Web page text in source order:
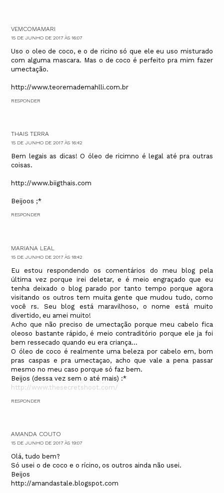
VEMCOMAMARI
15 DE JUNHO DE 2017 ÀS 16:07
Uso o oleo de coco, e o de ricino só que ele eu uso misturado
com alguma mascara. Mas o de coco é perfeito pra mim fazer
umectação.
http://www.teoremademahlli.com.br
RESPONDER
THAIS TERRA
15 DE JUNHO DE 2017 ÀS 16:42
Bem legais as dicas! O óleo de ricimno é legal até pra outras
coisas.
http://www.biigthais.com
Beijoos ;*
RESPONDER
MARIANA LEAL
15 DE JUNHO DE 2017 ÀS 18:42
Eu estou respondendo os comentários do meu blog pela
última vez porque irei deletar, e é meio engraçado que eu
tenha deixado o blog parado por tanto tempo porque agora
visitando os outros tem muita gente que mudou tudo, como
você rs. Seu blog está maravilhoso, o nome está muito
divertido, eu amei muito!
Acho que não preciso de umectação porque meu cabelo fica
oleoso bastante rápido, é meio contraditório porque ele ja foi
bem ressecado quando eu era criança...
O óleo de coco é realmente uma beleza por cabelo em, bom
pras caspas e pra umectaçao, acho que vale a pena passar
mesmo no meu caso porque só faz bem.
Beijos (dessa vez sem o até mais) :*
http://www.thesecretshoot.com/
RESPONDER
AMANDA COUTO
15 DE JUNHO DE 2017 ÀS 19:07
Olá, tudo bem?
Só usei o de coco e o rícino, os outros ainda não usei.
Beijos
http://amandastale.blogspot.com